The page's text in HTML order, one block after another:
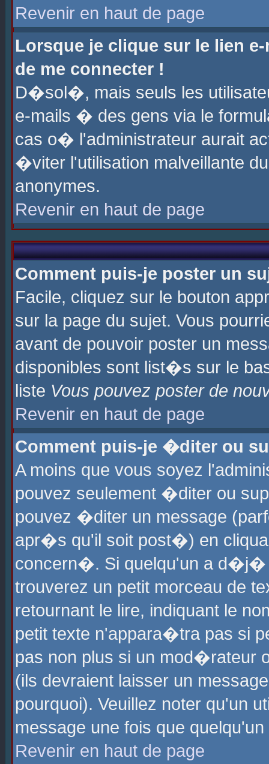
Revenir en haut de page
Lorsque je clique sur le lien
de me connecter !
D�sol�, mais seuls les
e-mails � des gens via le
cas o� l'administrateur aurait
�viter l'utilisation malveillante
anonymes.
Revenir en haut de page
Comment puis-je poster un
Facile, cliquez sur le bouton
sur la page du sujet. Vous
avant de pouvoir poster un
disponibles sont list�s sur le
liste Vous pouvez poster de
Revenir en haut de page
Comment puis-je �diter ou
A moins que vous soyez
pouvez seulement �diter ou
pouvez �diter un message
apr�s qu'il soit post�) en
concern�. Si quelqu'un a
trouverez un petit morceau de
retournant le lire, indiquant le
petit texte n'appara�tra pas si
pas non plus si un mod�rateur
(ils devraient laisser un
pourquoi). Veuillez noter qu'un
message une fois que
Revenir en haut de page